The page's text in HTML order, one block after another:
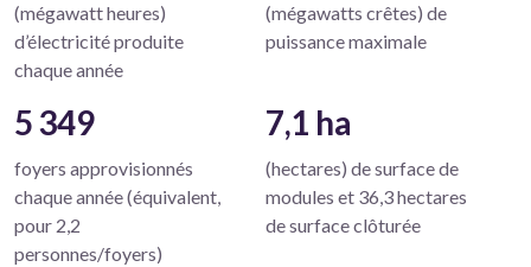
(mégawatt heures)
d’électricité produite
chaque année
(mégawatts crêtes) de
puissance maximale
5 349
foyers approvisionnés
chaque année (équivalent,
pour 2,2
personnes/foyers)
7,1 ha
(hectares) de surface de
modules et 36,3 hectares
de surface clôturée